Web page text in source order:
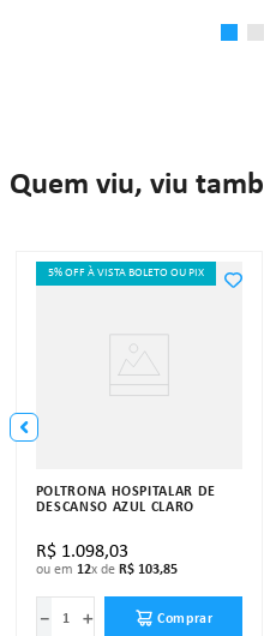
Quem viu, viu
5% OFF À VISTA BOLETO OU PIX
POLTRONA HOSPITALAR DE
DESCANSO AZUL CLARO
R$ 1.098,03
ou em 12x de R$ 103,85
＋
－ Comprar